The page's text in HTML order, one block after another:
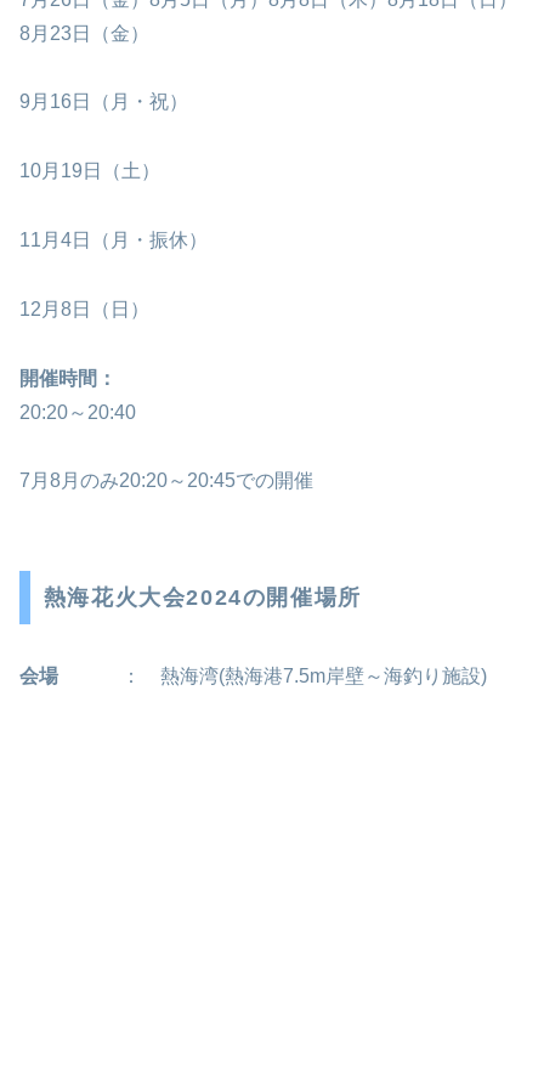
8月23日（金）
9月16日（月・祝）
10月19日（土）
11月4日（月・振休）
12月8日（日）
開催時間：
20:20～20:40
7月8月のみ20:20～20:45での開催
熱海花火大会2024の開催場所
会場 ： 熱海湾(熱海港7.5m岸壁～海釣り施設)